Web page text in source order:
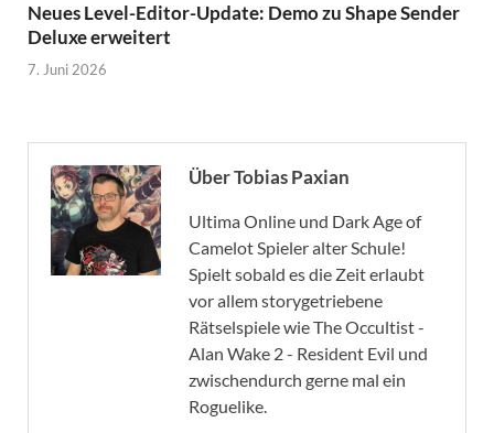
Neues Level-Editor-Update: Demo zu Shape Sender
Deluxe erweitert
7. Juni 2026
Über Tobias Paxian
Ultima Online und Dark Age of
Camelot Spieler alter Schule!
Spielt sobald es die Zeit erlaubt
vor allem storygetriebene
Rätselspiele wie The Occultist -
Alan Wake 2 - Resident Evil und
zwischendurch gerne mal ein
Roguelike.